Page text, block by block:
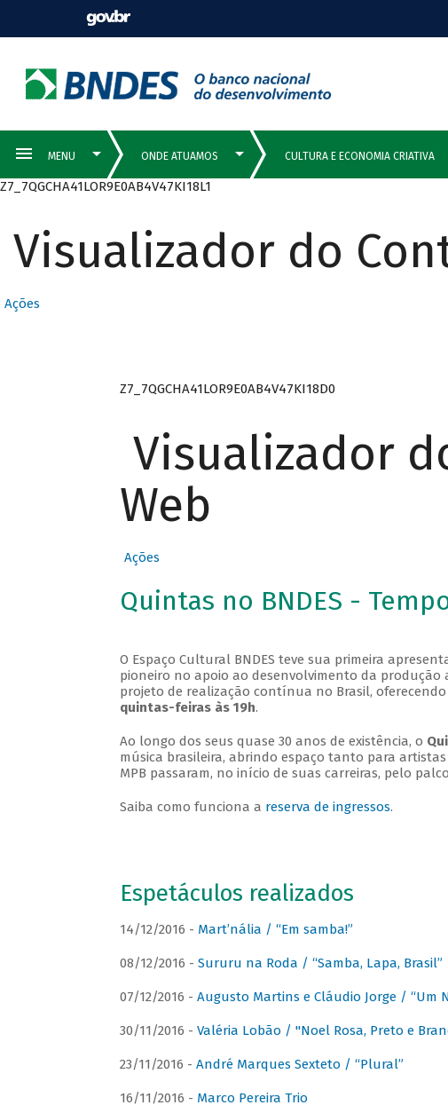
Z7_7QGCHA41LOR9E0AB4V47KI18L1
Visualizador do
Ações
Z7_7QGCHA41LOR9E0AB4V47KI18D0
Visualizador
Web
Ações
Quintas no BNDES -
O Espaço Cultural BNDES teve sua primeira
pioneiro no apoio ao desenvolvimento da produção
projeto de realização contínua no Brasil,
quintas-feiras às 19h.
Ao longo dos seus quase 30 anos de existência, o
música brasileira, abrindo espaço tanto para
MPB passaram, no início de suas carreiras, pelo
Saiba como funciona a reserva de ingressos.
Espetáculos realizados
14/12/2016 - Mart’nália / “Em samba!”
08/12/2016 - Sururu na Roda / “Samba, Lapa, Brasil”
07/12/2016 - Augusto Martins e Cláudio Jorge / “Um
30/11/2016 - Valéria Lobão / "Noel Rosa, Preto e
23/11/2016 - André Marques Sexteto / “Plural”
16/11/2016 - Marco Pereira Trio